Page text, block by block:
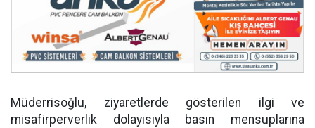
Müderrisoğlu, ziyaretlerde gösterilen ilgi ve
misafirperverlik dolayısıyla basın mensuplarına